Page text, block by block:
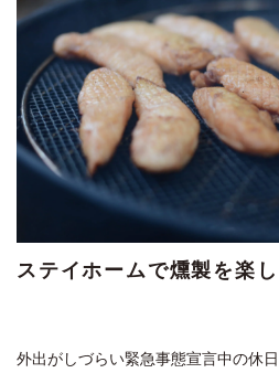
ステイホームで燻製を楽し
外出がしづらい緊急事態宣言中の休